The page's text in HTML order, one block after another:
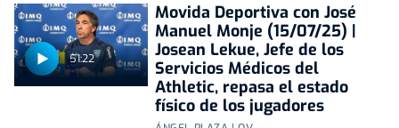
51:22
Movida Deportiva con José
Manuel Monje (15/07/25) |
Josean Lekue, Jefe de los
Servicios Médicos del
Athletic, repasa el estado
físico de los jugadores